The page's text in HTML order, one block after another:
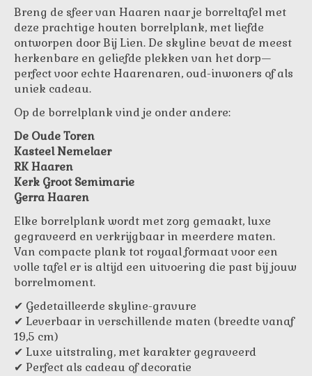
Breng de sfeer van Haaren naar je borreltafel met
deze prachtige houten borrelplank, met liefde
ontworpen door Bij Lien. De skyline bevat de meest
herkenbare en geliefde plekken van het dorp—
perfect voor echte Haarenaren, oud-inwoners of als
uniek cadeau.
Op de borrelplank vind je onder andere:
De Oude Toren
Kasteel Nemelaer
RK Haaren
Kerk Groot Semimarie
Gerra Haaren
Elke borrelplank wordt met zorg gemaakt, luxe
gegraveerd en verkrijgbaar in meerdere maten.
Van compacte plank tot royaal formaat voor een
volle tafel er is altijd een uitvoering die past bij jouw
borrelmoment.
✔ Gedetailleerde skyline-gravure
✔ Leverbaar in verschillende maten (breedte vanaf
19,5 cm)
✔ Luxe uitstraling, met karakter gegraveerd
✔ Perfect als cadeau of decoratie